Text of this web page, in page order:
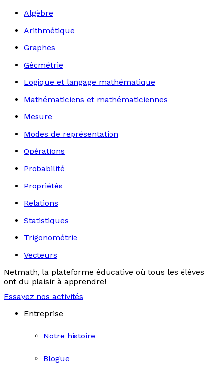
Algèbre
Arithmétique
Graphes
Géométrie
Logique et langage mathématique
Mathématiciens et mathématiciennes
Mesure
Modes de représentation
Opérations
Probabilité
Propriétés
Relations
Statistiques
Trigonométrie
Vecteurs
Netmath, la plateforme éducative où tous les élèves
ont du plaisir à apprendre!
Essayez nos activités
Entreprise
Notre histoire
Blogue